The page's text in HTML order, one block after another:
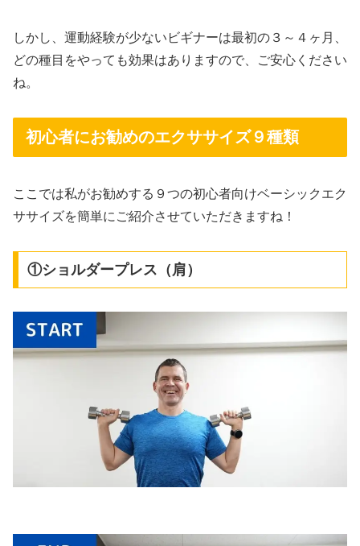
しかし、運動経験が少ないビギナーは最初の３～４ヶ月、
どの種目をやっても効果はありますので、ご安心ください
ね。
初心者にお勧めのエクササイズ９種類
ここでは私がお勧めする９つの初心者向けベーシックエク
ササイズを簡単にご紹介させていただきますね！
①ショルダープレス（肩）